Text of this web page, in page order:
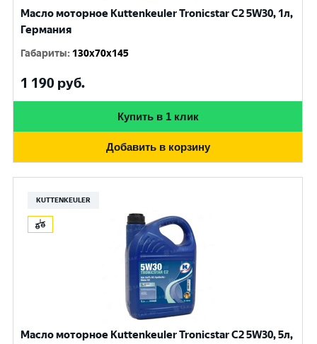
Масло моторное Kuttenkeuler Tronicstar C2 5W30, 1л,
Германия
Габариты: 130x70x145
1 190 руб.
Купить в 1 клик
Добавить в корзину
KUTTENKEULER
Масло моторное Kuttenkeuler Tronicstar C2 5W30, 5л,